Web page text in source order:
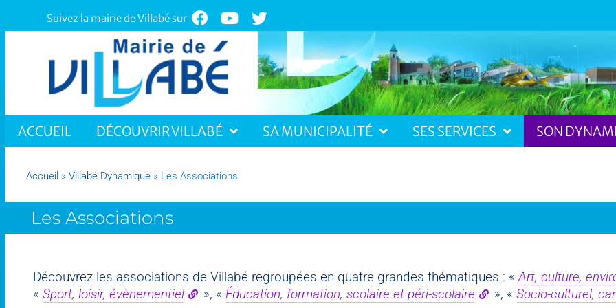
Suivez la mairie de Villabé sur
ACCUEIL DÉCOUVRIR VILLABÉ SA MUNICIPALITÉ SES SERVICES SON
Accueil » Villabé Dynamique » Les Associations
Les Associations
Découvrez les associations de Villabé regroupées en quatre grandes thématiques : «Art, culture,
« Sport, loisir, évènementiel », « Éducation, formation, scolaire et péri-scolaire », « Socio-culturel,